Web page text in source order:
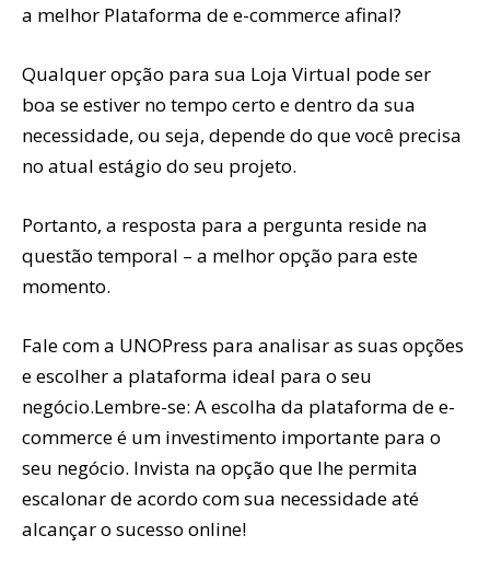
a melhor Plataforma de e-commerce afinal?
Qualquer opção para sua Loja Virtual pode ser
boa se estiver no tempo certo e dentro da sua
necessidade, ou seja, depende do que você precisa
no atual estágio do seu projeto.
Portanto, a resposta para a pergunta reside na
questão temporal – a melhor opção para este
momento.
Fale com a UNOPress para analisar as suas opções
e escolher a plataforma ideal para o seu
negócio.Lembre-se: A escolha da plataforma de e-
commerce é um investimento importante para o
seu negócio. Invista na opção que lhe permita
escalonar de acordo com sua necessidade até
alcançar o sucesso online!